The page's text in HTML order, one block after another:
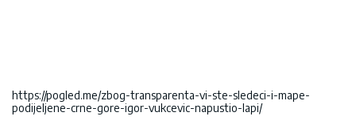
https://pogled.me/zbog-transparenta-vi-ste-sledeci-i-mape-
podijeljene-crne-gore-igor-vukcevic-napustio-lapi/